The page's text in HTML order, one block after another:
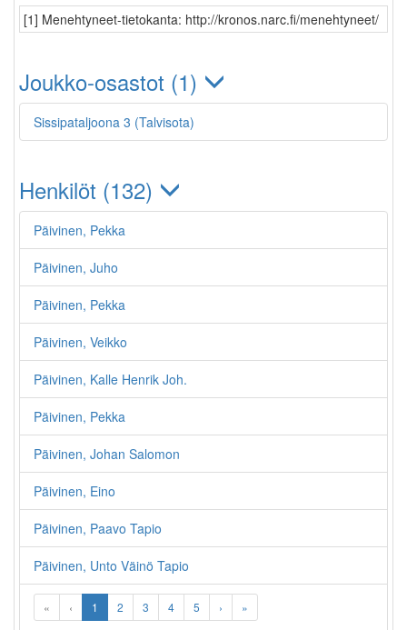
[1] Menehtyneet-tietokanta: http://kronos.narc.fi/menehtyneet/
Joukko-osastot (1)
Sissipataljoona 3 (Talvisota)
Henkilöt (132)
Päivinen, Pekka
Päivinen, Juho
Päivinen, Pekka
Päivinen, Veikko
Päivinen, Kalle Henrik Joh.
Päivinen, Pekka
Päivinen, Johan Salomon
Päivinen, Eino
Päivinen, Paavo Tapio
Päivinen, Unto Väinö Tapio
« ‹ 1 2 3 4 5 › »